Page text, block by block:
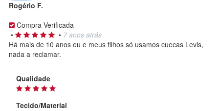
Rogério F.
Compra Verificada
•
• 7 anos atrás
Há mais de 10 anos eu e meus filhos só usamos cuecas Levis,
nada a reclamar.
Qualidade
Tecido/Material